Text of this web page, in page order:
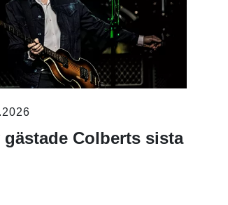
gästade Colberts sista